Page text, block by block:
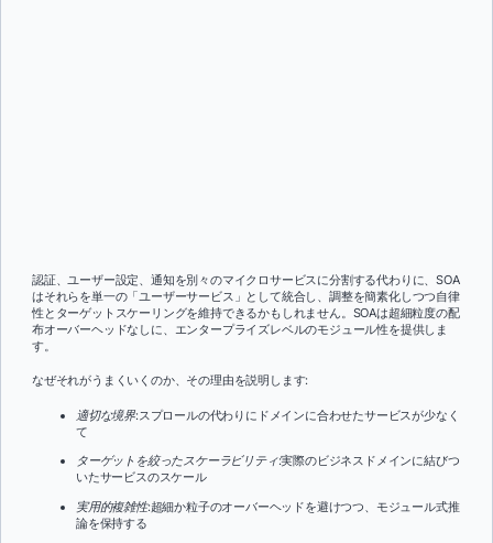
認証、ユーザー設定、通知を別々のマイクロサービスに分割する代わりに、SOA
はそれらを単一の「ユーザーサービス」として統合し、調整を簡素化しつつ自律
性とターゲットスケーリングを維持できるかもしれません。SOAは超細粒度の配
布オーバーヘッドなしに、エンタープライズレベルのモジュール性を提供しま
す。
なぜそれがうまくいくのか、その理由を説明します:
適切な境界:スプロールの代わりにドメインに合わせたサービスが少なく
て
ターゲットを絞ったスケーラビリティ:実際のビジネスドメインに結びつ
いたサービスのスケール
実用的複雑性:超細か粒子のオーバーヘッドを避けつつ、モジュール式推
論を保持する